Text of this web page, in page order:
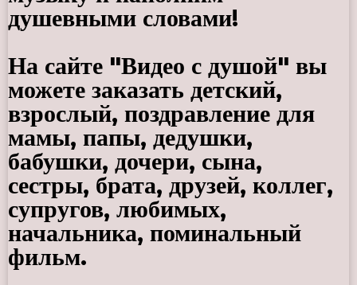
душевными словами!
На сайте "Видео с душой" вы
можете заказать детский,
взрослый, поздравление для
мамы, папы, дедушки,
бабушки, дочери, сына,
сестры, брата, друзей, коллег,
супругов, любимых,
начальника, поминальный
фильм.